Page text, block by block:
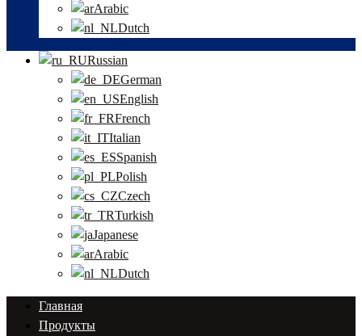
Arabic
Dutch
Russian
German
English
French
Italian
Spanish
Polish
Czech
Turkish
Japanese
Arabic
Dutch
Главная
Продукты